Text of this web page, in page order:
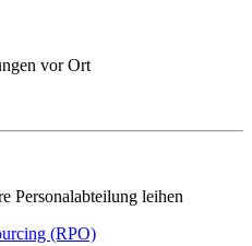
vor Ort
Personalabteilung leihen
(RPO)